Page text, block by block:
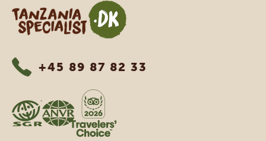
Tanzania Specialist
+45 89 87 82 33